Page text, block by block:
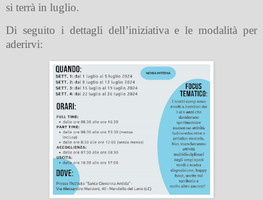
si terrà in luglio.
Di seguito i dettagli dell’iniziativa e le modalità per
aderirvi: